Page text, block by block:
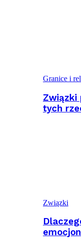
Granice i
Związki
tych
Związki